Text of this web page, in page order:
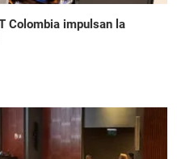
Colombia impulsan la